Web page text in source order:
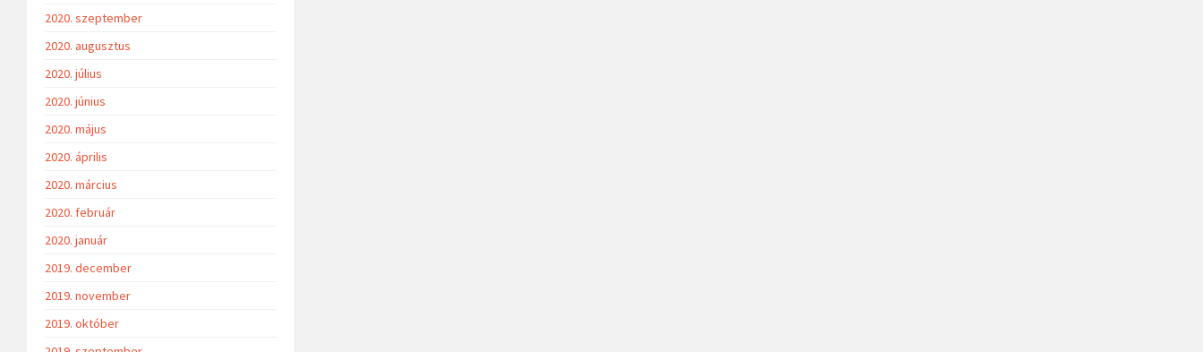
2020. szeptember
2020. augusztus
2020. július
2020. június
2020. május
2020. április
2020. március
2020. február
2020. január
2019. december
2019. november
2019. október